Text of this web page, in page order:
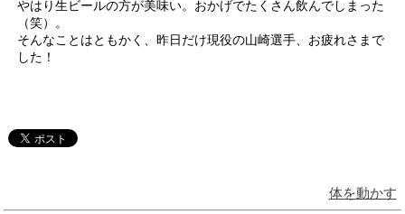
やはり生ビールの方が美味い。おかげでたくさん飲んでしまった
（笑）。
そんなことはともかく、昨日だけ現役の山崎選手、お疲れさまで
した！
体を動かす